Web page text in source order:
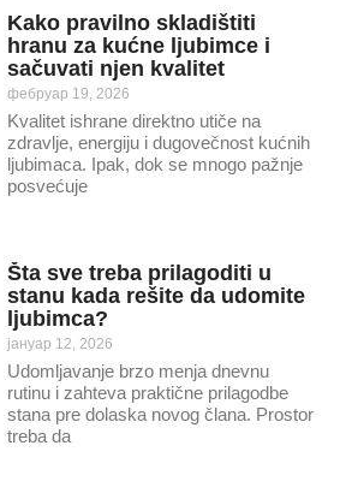
Kako pravilno skladištiti
hranu za kućne ljubimce i
sačuvati njen kvalitet
фебруар 19, 2026
Kvalitet ishrane direktno utiče na
zdravlje, energiju i dugovečnost kućnih
ljubimaca. Ipak, dok se mnogo pažnje
posvećuje
Šta sve treba prilagoditi u
stanu kada rešite da udomite
ljubimca?
јануар 12, 2026
Udomljavanje brzo menja dnevnu
rutinu i zahteva praktične prilagodbe
stana pre dolaska novog člana. Prostor
treba da